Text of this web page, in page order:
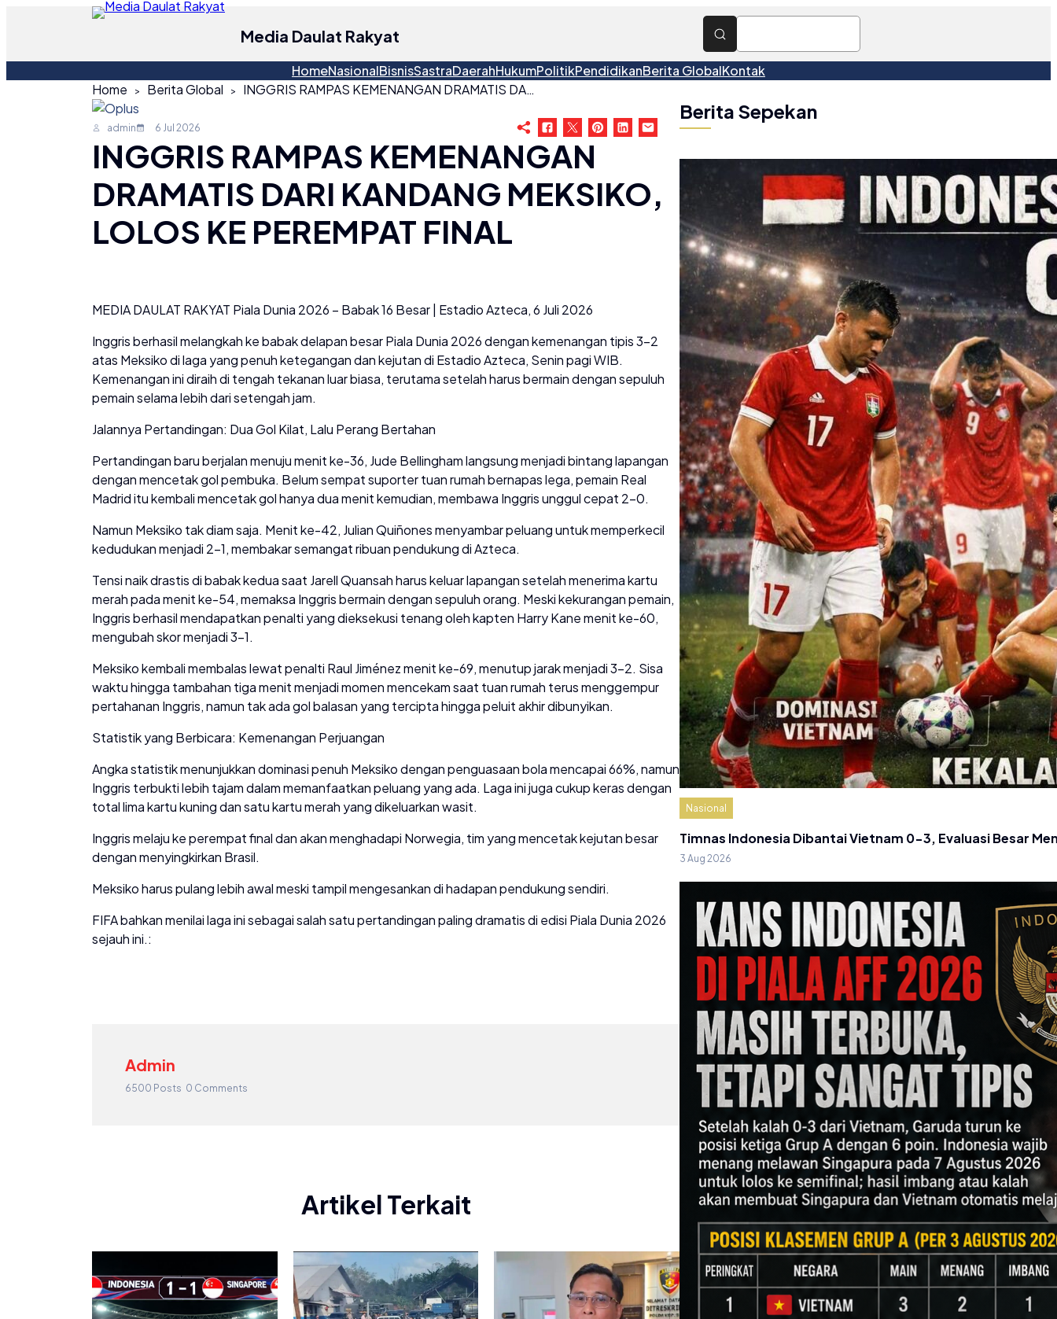
Media Daulat Rakyat
HomeNasionalBisnisSastraDaerahHukumPolitikPendidikanBerita GlobalKontak
Home
Berita Global INGGRIS RAMPAS KEMENANGAN DRAMATIS DARI KANDANG MEKSIKO, LOLOS KE PEREMPAT FINAL
admin 6 Jul 2026
INGGRIS RAMPAS KEMENANGAN
DRAMATIS DARI KANDANG MEKSIKO,
LOLOS KE PEREMPAT FINAL
MEDIA DAULAT RAKYAT Piala Dunia 2026 – Babak 16 Besar | Estadio Azteca, 6 Juli 2026
Inggris berhasil melangkah ke babak delapan besar Piala Dunia 2026 dengan kemenangan tipis 3-2
atas Meksiko di laga yang penuh ketegangan dan kejutan di Estadio Azteca, Senin pagi WIB.
Kemenangan ini diraih di tengah tekanan luar biasa, terutama setelah harus bermain dengan sepuluh
pemain selama lebih dari setengah jam.
Jalannya Pertandingan: Dua Gol Kilat, Lalu Perang Bertahan
Pertandingan baru berjalan menuju menit ke-36, Jude Bellingham langsung menjadi bintang lapangan
dengan mencetak gol pembuka. Belum sempat suporter tuan rumah bernapas lega, pemain Real
Madrid itu kembali mencetak gol hanya dua menit kemudian, membawa Inggris unggul cepat 2-0.
Namun Meksiko tak diam saja. Menit ke-42, Julian Quiñones menyambar peluang untuk memperkecil
kedudukan menjadi 2-1, membakar semangat ribuan pendukung di Azteca.
Tensi naik drastis di babak kedua saat Jarell Quansah harus keluar lapangan setelah menerima kartu
merah pada menit ke-54, memaksa Inggris bermain dengan sepuluh orang. Meski kekurangan pemain,
Inggris berhasil mendapatkan penalti yang dieksekusi tenang oleh kapten Harry Kane menit ke-60,
mengubah skor menjadi 3-1.
Meksiko kembali membalas lewat penalti Raul Jiménez menit ke-69, menutup jarak menjadi 3-2. Sisa
waktu hingga tambahan tiga menit menjadi momen mencekam saat tuan rumah terus menggempur
pertahanan Inggris, namun tak ada gol balasan yang tercipta hingga peluit akhir dibunyikan.
Statistik yang Berbicara: Kemenangan Perjuangan
Angka statistik menunjukkan dominasi penuh Meksiko dengan penguasaan bola mencapai 66%, namun
Inggris terbukti lebih tajam dalam memanfaatkan peluang yang ada. Laga ini juga cukup keras dengan
total lima kartu kuning dan satu kartu merah yang dikeluarkan wasit.
Inggris melaju ke perempat final dan akan menghadapi Norwegia, tim yang mencetak kejutan besar
dengan menyingkirkan Brasil.
Meksiko harus pulang lebih awal meski tampil mengesankan di hadapan pendukung sendiri.
FIFA bahkan menilai laga ini sebagai salah satu pertandingan paling dramatis di edisi Piala Dunia 2026
sejauh ini.:
Admin
6500 Posts 0 Comments
Artikel Terkait
Berita Sepekan
Nasional
Timnas Indonesia Dibantai Vietnam 0-3, Evaluasi Besar
3 Aug 2026